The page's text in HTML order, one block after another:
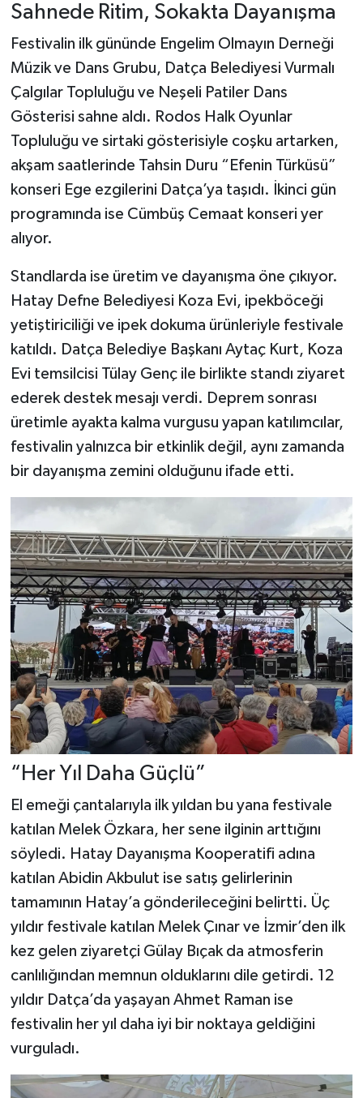
Sahnede Ritim, Sokakta Dayanışma
Festivalin ilk gününde Engelim Olmayın Derneği
Müzik ve Dans Grubu, Datça Belediyesi Vurmalı
Çalgılar Topluluğu ve Neşeli Patiler Dans
Gösterisi sahne aldı. Rodos Halk Oyunlar
Topluluğu ve sirtaki gösterisiyle coşku artarken,
akşam saatlerinde Tahsin Duru “Efenin Türküsü”
konseri Ege ezgilerini Datça’ya taşıdı. İkinci gün
programında ise Cümbüş Cemaat konseri yer
alıyor.
Standlarda ise üretim ve dayanışma öne çıkıyor.
Hatay Defne Belediyesi Koza Evi, ipekböceği
yetiştiriciliği ve ipek dokuma ürünleriyle festivale
katıldı. Datça Belediye Başkanı Aytaç Kurt, Koza
Evi temsilcisi Tülay Genç ile birlikte standı ziyaret
ederek destek mesajı verdi. Deprem sonrası
üretimle ayakta kalma vurgusu yapan katılımcılar,
festivalin yalnızca bir etkinlik değil, aynı zamanda
bir dayanışma zemini olduğunu ifade etti.
“Her Yıl Daha Güçlü”
El emeği çantalarıyla ilk yıldan bu yana festivale
katılan Melek Özkara, her sene ilginin arttığını
söyledi. Hatay Dayanışma Kooperatifi adına
katılan Abidin Akbulut ise satış gelirlerinin
tamamının Hatay’a gönderileceğini belirtti. Üç
yıldır festivale katılan Melek Çınar ve İzmir’den ilk
kez gelen ziyaretçi Gülay Bıçak da atmosferin
canlılığından memnun olduklarını dile getirdi. 12
yıldır Datça’da yaşayan Ahmet Raman ise
festivalin her yıl daha iyi bir noktaya geldiğini
vurguladı.